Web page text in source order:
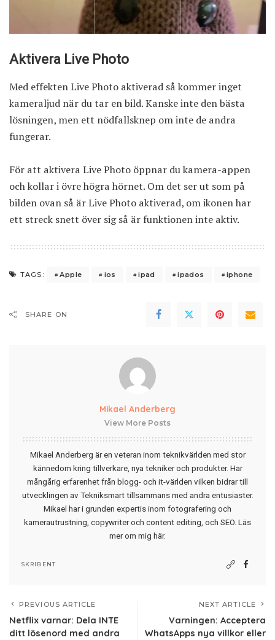
Aktivera Live Photo
Med effekten Live Photo aktiverad så kommer inget
kameraljud när du tar en bild. Kanske inte den bästa
lösningen, men ett nödfallsknep om inte de andra
fungerar.
För att aktivera Live Photo öppnar du kamera-appen
och kollar i övre högra hörnet. Om det ser ut som på
bilden ovan så är Live Photo aktiverad, om ikonen har
ett streck snett över sig så är funktionen inte aktiv.
TAGS: Apple ios ipad ipados iphone
SHARE ON
Mikael Anderberg
View More Posts
Mikael Anderberg är en veteran inom teknikvärlden med stor
kännedom kring tillverkare, nya tekniker och produkter. Har
mångårig erfarenhet från blogg- och it-världen vilken bidrar till
utvecklingen av Tekniksmart tillsammans med andra entusiaster.
Mikael har i grunden expertis inom fotografering och
kamerautrustning, copywriter och content editing, och SEO. Läs
mer om mig här.
SKRIBENT
PREVIOUS ARTICLE
Netflix varnar: Dela INTE
ditt lösenord med andra
NEXT ARTICLE
Varningen: Acceptera
WhatsApps nya villkor eller